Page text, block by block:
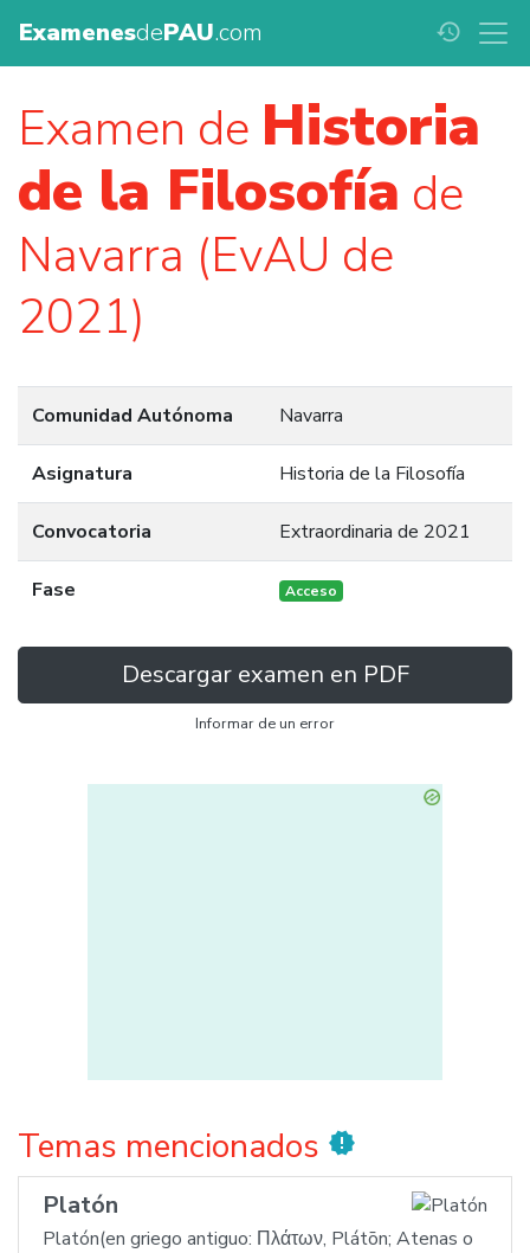
ExamenesdePAU.com history
Examen de Historia
de la Filosofía de
Navarra (EvAU de
2021)
Comunidad Autónoma Navarra
Asignatura Historia de la Filosofía
Convocatoria Extraordinaria de 2021
Fase Acceso
Descargar examen en PDF
Informar de un error
Temas mencionados new_releases
Platón
Platón(en griego antiguo: Πλάτων, Plátōn; Atenas o